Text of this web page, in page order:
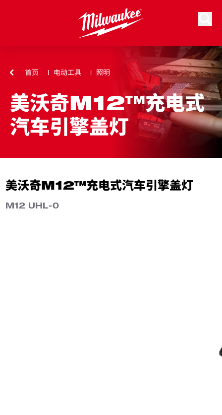
首页 电动工具 照明
美沃奇M12™充电式
汽车引擎盖灯
美沃奇M12™充电式汽车引擎盖灯
M12 UHL-0